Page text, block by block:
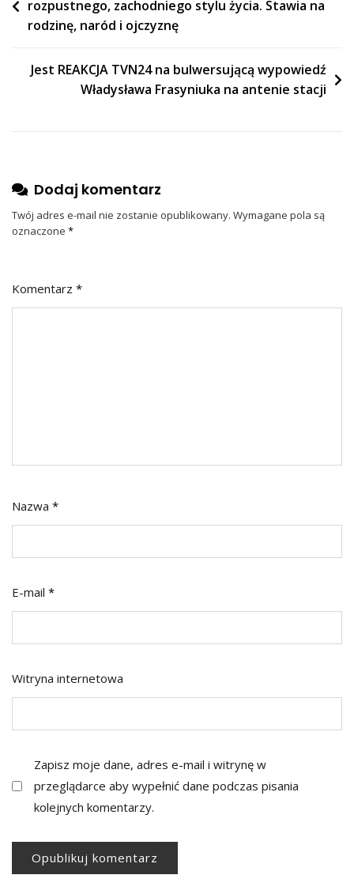
wpisu
rozpustnego, zachodniego stylu życia. Stawia na
rodzinę, naród i ojczyznę
Jest REAKCJA TVN24 na bulwersującą wypowiedź
Władysława Frasyniuka na antenie stacji
Dodaj komentarz
Twój adres e-mail nie zostanie opublikowany. Wymagane pola są
oznaczone *
Komentarz *
Nazwa *
E-mail *
Witryna internetowa
Zapisz moje dane, adres e-mail i witrynę w
przeglądarce aby wypełnić dane podczas pisania
kolejnych komentarzy.